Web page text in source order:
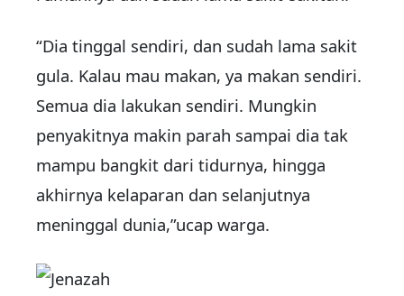
“Dia tinggal sendiri, dan sudah lama sakit
gula. Kalau mau makan, ya makan sendiri.
Semua dia lakukan sendiri. Mungkin
penyakitnya makin parah sampai dia tak
mampu bangkit dari tidurnya, hingga
akhirnya kelaparan dan selanjutnya
meninggal dunia,”ucap warga.